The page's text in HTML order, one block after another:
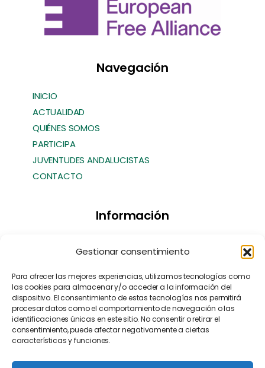
Gestionar consentimiento
Para ofrecer las mejores experiencias, utilizamos tecnologías como
las cookies para almacenar y/o acceder a la información del
dispositivo. El consentimiento de estas tecnologías nos permitirá
procesar datos como el comportamiento de navegación o las
identificaciones únicas en este sitio. No consentir o retirar el
consentimiento, puede afectar negativamente a ciertas
características y funciones.
Navegación
INICIO
ACTUALIDAD
QUIÉNES SOMOS
PARTICIPA
JUVENTUDES ANDALUCISTAS
CONTACTO
Información
Política de Privacidad
Contacto
Manifiesto EFA [EN]